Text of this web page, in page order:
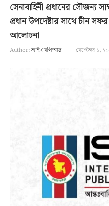
সেনাবাহিনী প্রধানের সৌজন্য
প্রধান উপদেষ্টার সাথে চীন
আলোচনা
Author:আইএসপিআর সেপ্টেম্বর ১,